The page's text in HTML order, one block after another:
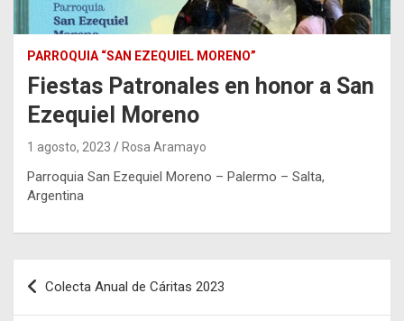
PARROQUIA “SAN EZEQUIEL MORENO”
Fiestas Patronales en honor a San
Ezequiel Moreno
1 agosto, 2023 Rosa Aramayo
Parroquia San Ezequiel Moreno – Palermo – Salta,
Argentina
Navegación
de
Colecta Anual de Cáritas 2023